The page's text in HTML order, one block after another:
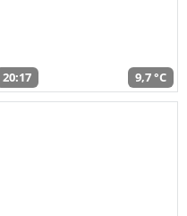
20:17 9,7 °C